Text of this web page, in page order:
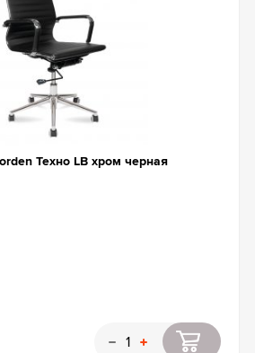
Техно LB хром черная